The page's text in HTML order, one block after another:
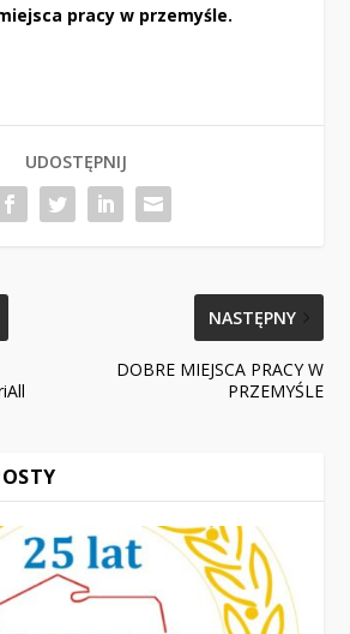
pracy w przemyśle.
UDOSTĘPNIJ
NASTĘPNY
DOBRE MIEJSCA PRACY W
PRZEMYŚLE